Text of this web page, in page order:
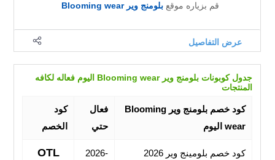
قم بزياره موقعبلومنج وير Blooming wear
عرض التفاصيل
جدول كوبونات بلومنج وير Blooming wear اليوم فعاله لكافه
المنتجات
كود خصم بلومنج وير Blooming
wear اليوم
فعال
حتي
كود
الخصم
كود خصم بلومينج وير 2026
2026-
OTL